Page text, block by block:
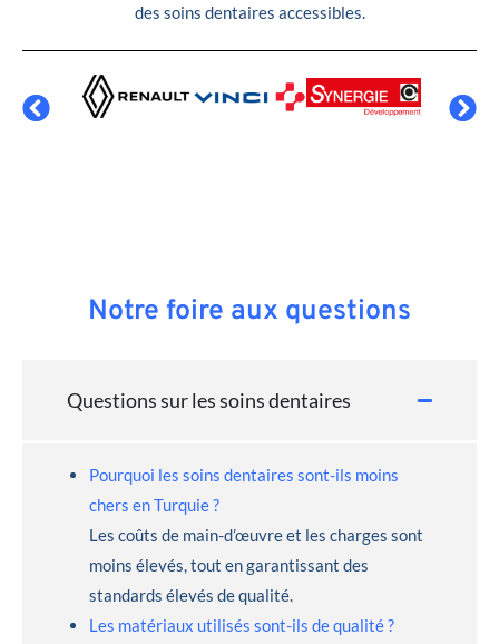
des soins dentaires accessibles.
Notre foire aux questions
Questions sur les soins dentaires
Pourquoi les soins dentaires sont-ils moins
chers en Turquie ?
Les coûts de main-d’œuvre et les charges sont
moins élevés, tout en garantissant des
standards élevés de qualité.
Les matériaux utilisés sont-ils de qualité ?